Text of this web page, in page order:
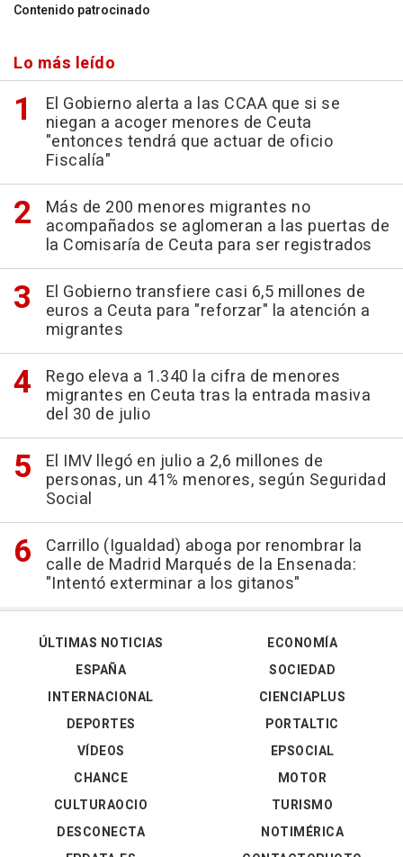
Contenido patrocinado
Lo más leído
El Gobierno alerta a las CCAA que si se
niegan a acoger menores de Ceuta
"entonces tendrá que actuar de oficio
Fiscalía"
Más de 200 menores migrantes no
acompañados se aglomeran a las puertas de
la Comisaría de Ceuta para ser registrados
El Gobierno transfiere casi 6,5 millones de
euros a Ceuta para "reforzar" la atención a
migrantes
Rego eleva a 1.340 la cifra de menores
migrantes en Ceuta tras la entrada masiva
del 30 de julio
El IMV llegó en julio a 2,6 millones de
personas, un 41% menores, según Seguridad
Social
Carrillo (Igualdad) aboga por renombrar la
calle de Madrid Marqués de la Ensenada:
"Intentó exterminar a los gitanos"
ÚLTIMAS NOTICIAS
ESPAÑA
INTERNACIONAL
DEPORTES
VÍDEOS
ECONOMÍA
SOCIEDAD
CIENCIAPLUS
PORTALTIC
EPSOCIAL
CHANCE
CULTURAOCIO
DESCONECTA
MOTOR
TURISMO
NOTIMÉRICA